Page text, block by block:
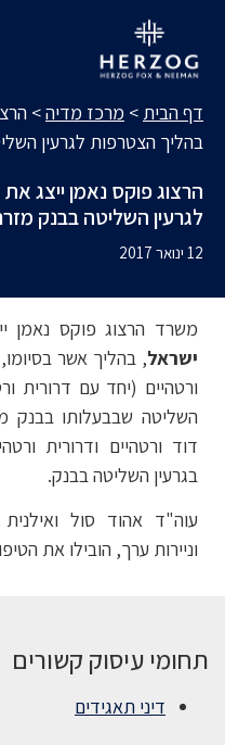
דף הבית > מרכז מדיה>
בהליך הצטרפות לגרעין
הרצוג פוקס נאמן ייצג
לגרעין השליטה בבנק
12 ינואר 2017
משרד הרצוג פוקס נאמן
ישראל, בהליך אשר
ורטהיים (יחד עם דרורית
השליטה שבבעלותו בבנק
דוד ורטהיים ודרורית
בגרעין השליטה בבנק.
עוה"ד אהוד סול
וניירות ערך, הובילו את
תחומי עיסוק קשורים
דיני תאגידים